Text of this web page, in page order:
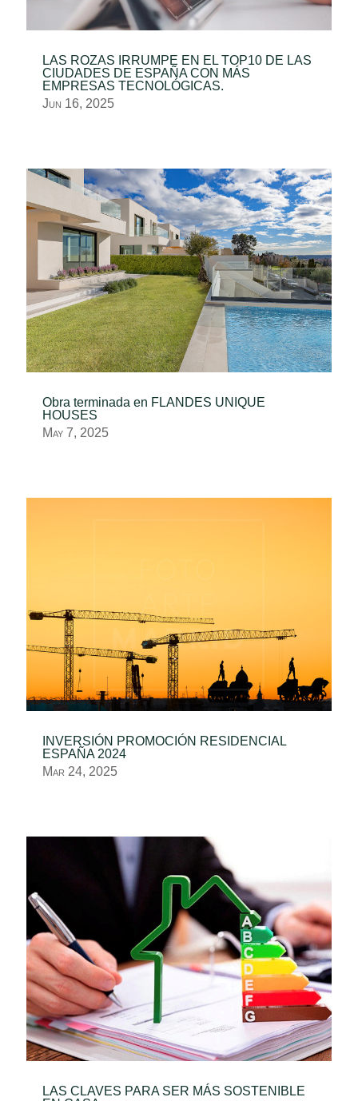
LAS ROZAS IRRUMPE EN EL TOP10 DE LAS
CIUDADES DE ESPAÑA CON MÁS
EMPRESAS TECNOLÓGICAS.
Jun 16, 2025
Obra terminada en FLANDES UNIQUE
HOUSES
May 7, 2025
INVERSIÓN PROMOCIÓN RESIDENCIAL
ESPAÑA 2024
Mar 24, 2025
LAS CLAVES PARA SER MÁS SOSTENIBLE